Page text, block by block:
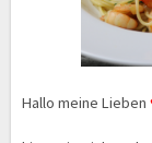
Hallo meine Lieben